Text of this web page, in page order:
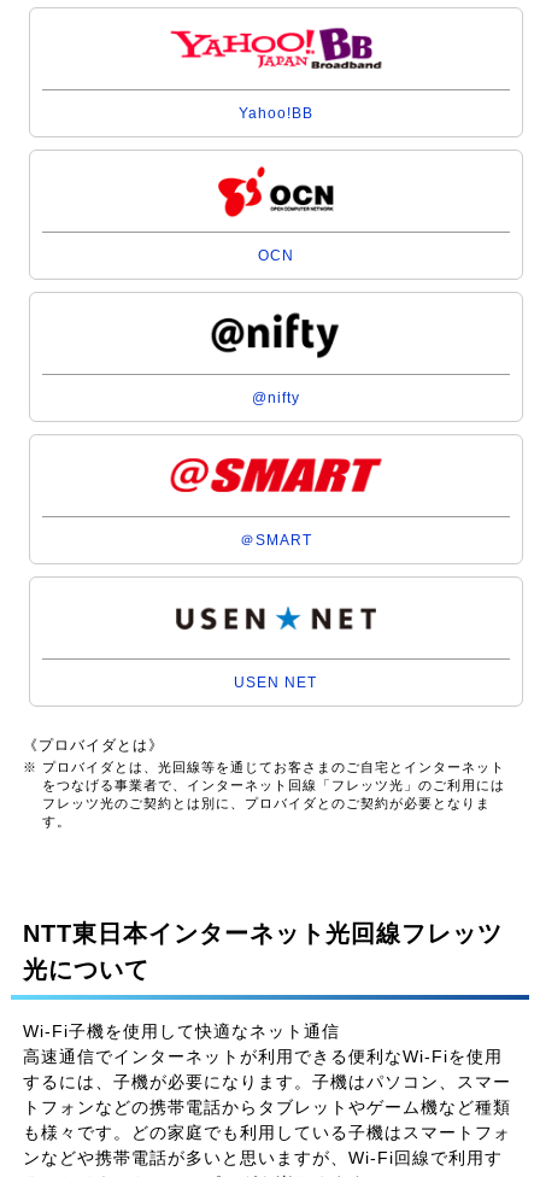
Yahoo!BB
OCN
@nifty
＠SMART
USEN NET
《プロバイダとは》
※ プロバイダとは、光回線等を通じてお客さまのご自宅とインターネット
をつなげる事業者で、インターネット回線「フレッツ光」のご利用には
フレッツ光のご契約とは別に、プロバイダとのご契約が必要となりま
す。
NTT東日本インターネット光回線フレッツ
光について
Wi-Fi子機を使用して快適なネット通信
高速通信でインターネットが利用できる便利なWi-Fiを使用
するには、子機が必要になります。子機はパソコン、スマー
トフォンなどの携帯電話からタブレットやゲーム機など種類
も様々です。どの家庭でも利用している子機はスマートフォ
ンなどや携帯電話が多いと思いますが、Wi-Fi回線で利用す